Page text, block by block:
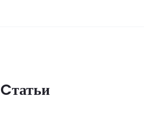
Cтатьи